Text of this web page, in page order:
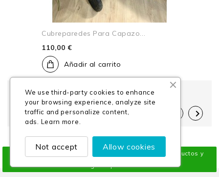
Cubreparedes Para Capazo...
110,00 €
Añadir al carrito
Mostrando 1-32 de 66 artículo(s)

¡Solicítanos mayor información sobre nuestros productos y
listas de regalos personalizables!
We use third-party cookies to enhance
your browsing experience, analyze site
traffic and personalize content,
ads. Learn more.
Allow cookies
Not accept